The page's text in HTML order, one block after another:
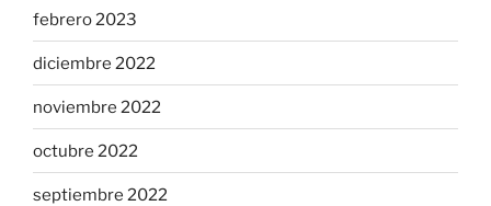
febrero 2023
diciembre 2022
noviembre 2022
octubre 2022
septiembre 2022